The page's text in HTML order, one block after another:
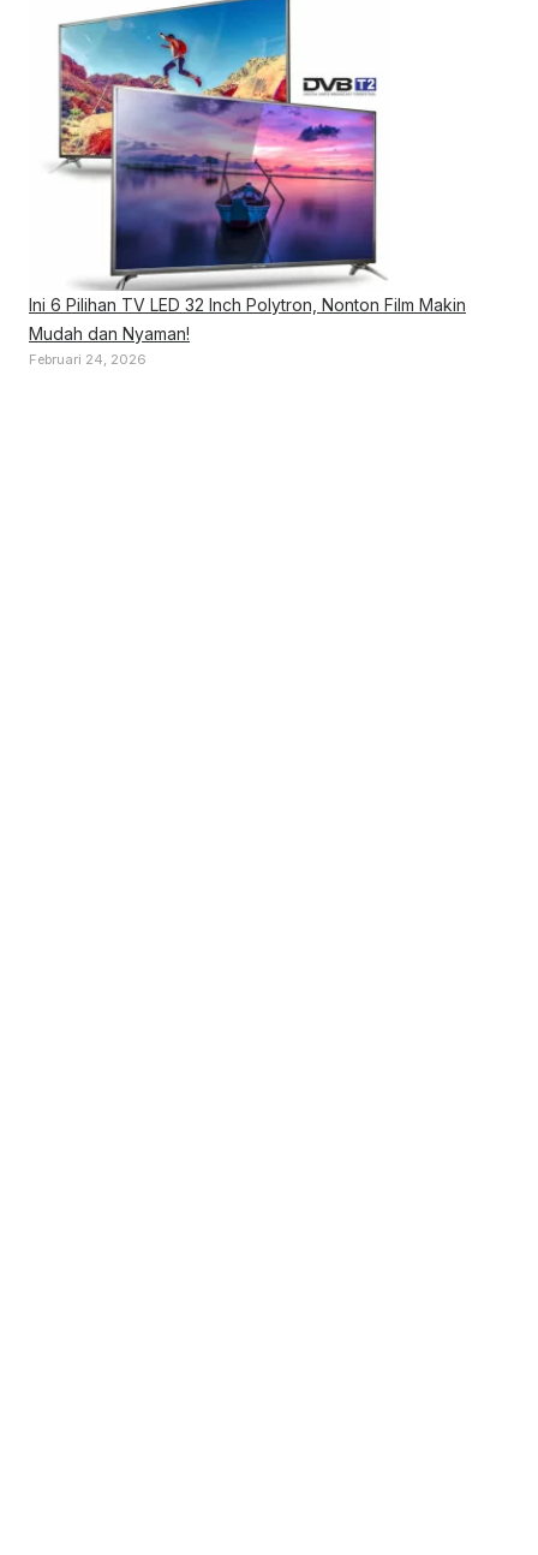
Ini 6 Pilihan TV LED 32 Inch Polytron, Nonton Film Makin
Mudah dan Nyaman!
Februari 24, 2026